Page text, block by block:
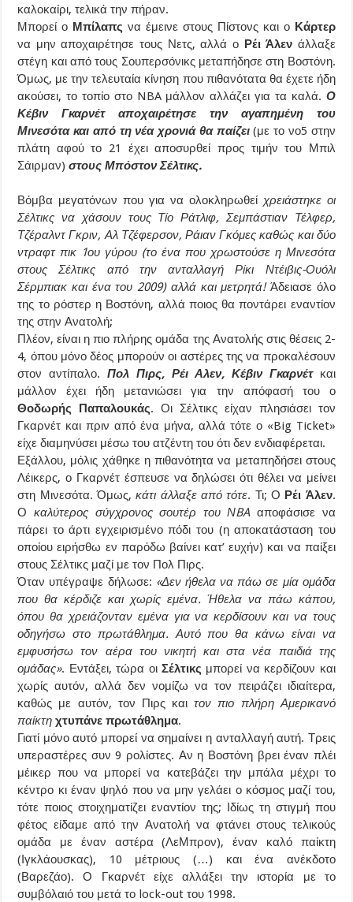
καλοκαίρι, τελικά την πήραν.
Μπορεί ο Μπίλαπς να έμεινε στους Πίστονς και ο Κάρτερ
να μην αποχαιρέτησε τους Νετς, αλλά ο Ρέι Άλεν άλλαξε
στέγη και από τους Σουπερσόνικς μεταπήδησε στη Βοστόνη.
Όμως, με την τελευταία κίνηση που πιθανότατα θα έχετε ήδη
ακούσει, το τοπίο στο NBA μάλλον αλλάζει για τα καλά. Ο
Κέβιν Γκαρνέτ αποχαιρέτησε την αγαπημένη του
Μινεσότα και από τη νέα χρονιά θα παίζει(με το νο5 στην
πλάτη αφού το 21 έχει αποσυρθεί προς τιμήν του Μπιλ
Σάιρμαν)στους Μπόστον Σέλτικς.
Βόμβα μεγατόνων που για να ολοκληρωθεί χρειάστηκε οι
Σέλτικς να χάσουν τους Τίο Ράτλιφ, Σεμπάστιαν Τέλφερ,
Τζέραλντ Γκριν, Αλ Τζέφερσον, Ράιαν Γκόμες καθώς και δύο
ντραφτ πικ 1ου γύρου (το ένα που χρωστούσε η Μινεσότα
στους Σέλτικς από την ανταλλαγή Ρίκι Ντέιβις-Ουόλι
Σέρμπιακ και ένα του 2009) αλλά και μετρητά!Άδειασε όλο
της το ρόστερ η Βοστόνη, αλλά ποιος θα ποντάρει εναντίον
της στην Ανατολή;
Πλέον, είναι η πιο πλήρης ομάδα της Ανατολής στις θέσεις 2-
4, όπου μόνο δέος μπορούν οι αστέρες της να προκαλέσουν
στον αντίπαλο. Πολ Πιρς, Ρέι Αλεν, Κέβιν Γκαρνέτκαι
μάλλον έχει ήδη μετανιώσει για την απόφασή του ο
Θοδωρής Παπαλουκάς. Οι Σέλτικς είχαν πλησιάσει τον
Γκαρνέτ και πριν από ένα μήνα, αλλά τότε ο «Big Ticket»
είχε διαμηνύσει μέσω του ατζέντη του ότι δεν ενδιαφέρεται.
Εξάλλου, μόλις χάθηκε η πιθανότητα να μεταπηδήσει στους
Λέικερς, ο Γκαρνέτ έσπευσε να δηλώσει ότι θέλει να μείνει
στη Μινεσότα. Όμως,κάτι άλλαξε από τότε. Τι; Ο Ρέι Άλεν.
Ο καλύτερος σύγχρονος σουτέρ του ΝBA αποφάσισε να
πάρει το άρτι εγχειρισμένο πόδι του (η αποκατάσταση του
οποίου ειρήσθω εν παρόδω βαίνει κατ’ ευχήν) και να παίξει
στους Σέλτικς μαζί με τον Πολ Πιρς.
Όταν υπέγραψε δήλωσε: «Δεν ήθελα να πάω σε μία ομάδα
που θα κέρδιζε και χωρίς εμένα. Ήθελα να πάω κάπου,
όπου θα χρειάζονταν εμένα για να κερδίσουν και να τους
οδηγήσω στο πρωτάθλημα. Αυτό που θα κάνω είναι να
εμφυσήσω τον αέρα του νικητή και στα νέα παιδιά της
ομάδας». Εντάξει, τώρα οι Σέλτικς μπορεί να κερδίζουν και
χωρίς αυτόν, αλλά δεν νομίζω να τον πειράζει ιδιαίτερα,
καθώς με αυτόν, τον Πιρς καιτον πιο πλήρη Αμερικανό
παίκτη χτυπάνε πρωτάθλημα.
Γιατί μόνο αυτό μπορεί να σημαίνει η ανταλλαγή αυτή. Τρεις
υπεραστέρες συν 9 ρολίστες. Αν η Βοστόνη βρει έναν πλέι
μέικερ που να μπορεί να κατεβάζει την μπάλα μέχρι το
κέντρο κι έναν ψηλό που να μην γελάει ο κόσμος μαζί του,
τότε ποιος στοιχηματίζει εναντίον της; Ιδίως τη στιγμή που
φέτος είδαμε από την Ανατολή να φτάνει στους τελικούς
ομάδα με έναν αστέρα (ΛεΜπρον), έναν καλό παίκτη
(Ιγκλάουσκας), 10 μέτριους (…) και ένα ανέκδοτο
(Βαρεζάο). Ο Γκαρνέτ είχε αλλάξει την ιστορία με το
συμβόλαιό του μετά το lock-out του 1998.